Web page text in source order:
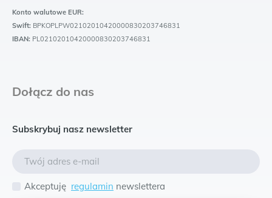
Konto walutowe EUR:
Swift: BPKOPLPW02102010420000830203746831
IBAN: PL02102010420000830203746831
Dołącz do nas
Subskrybuj nasz newsletter
Akceptuję regulamin newslettera